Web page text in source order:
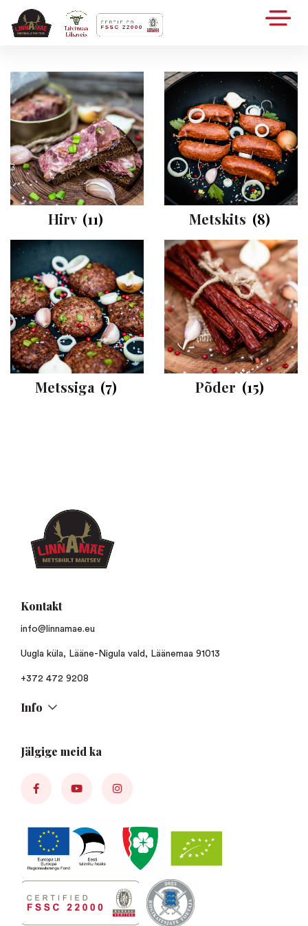
Hirv (11) Metskits (8)
Metssiga (7) Põder (15)
Kontakt
info@linnamae.eu
Uugla küla, Lääne-Nigula vald, Läänemaa 91013
+372 472 9208
Info
Jälgige meid ka